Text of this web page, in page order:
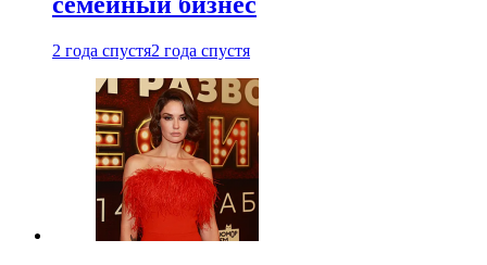
2 года спустя2 года спустя